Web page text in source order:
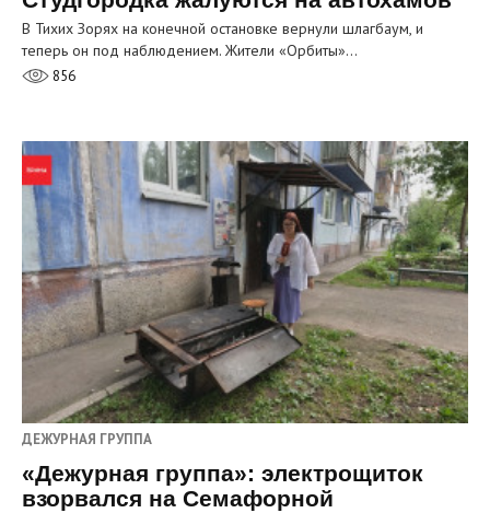
В Тихих Зорях на конечной остановке вернули шлагбаум, и
теперь он под наблюдением. Жители «Орбиты»…
856
ДЕЖУРНАЯ ГРУППА
«Дежурная группа»: электрощиток
взорвался на Семафорной